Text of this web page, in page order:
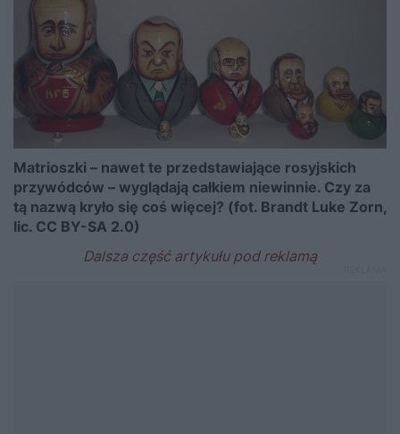
Matrioszki – nawet te przedstawiające rosyjskich
przywódców – wyglądają całkiem niewinnie. Czy za
tą nazwą kryło się coś więcej? (fot. Brandt Luke Zorn,
lic. CC BY-SA 2.0)